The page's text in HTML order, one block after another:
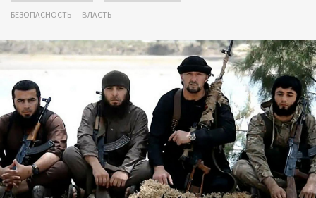
БЕЗОПАСНОСТЬ ВЛАСТЬ